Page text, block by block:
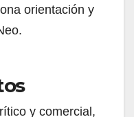
orientación y
y comercial,